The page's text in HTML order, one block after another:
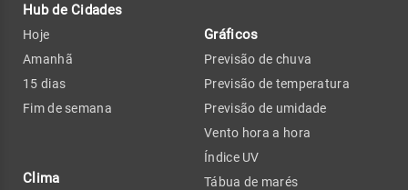
Hub de Cidades
Hoje
Amanhã
15 dias
Fim de semana
Clima
Gráficos
Previsão de chuva
Previsão de temperatura
Previsão de umidade
Vento hora a hora
Índice UV
Tábua de marés